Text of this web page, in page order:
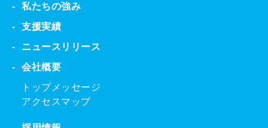
私たちの強み
支援実績
ニュースリリース
会社概要
トップメッセージ
アクセスマップ